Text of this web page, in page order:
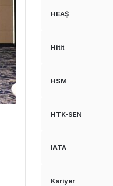
HEAŞ
Hitit
HSM
HTK-SEN
IATA
Kariyer